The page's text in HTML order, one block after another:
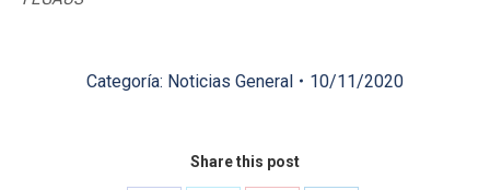
Categoría: Noticias General 10/11/2020
Share this post